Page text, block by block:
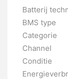
Batterij
BMS type
Categorie
Channel
Conditie